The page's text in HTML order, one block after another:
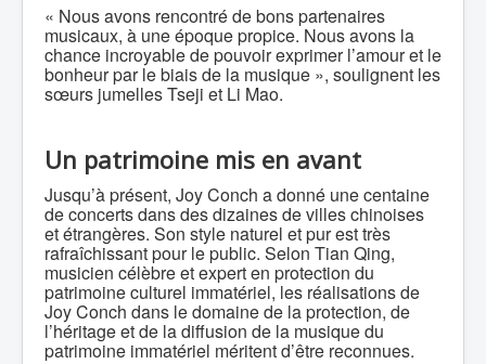
« Nous avons rencontré de bons partenaires
musicaux, à une époque propice. Nous avons la
chance incroyable de pouvoir exprimer l’amour et le
bonheur par le biais de la musique », soulignent les
sœurs jumelles Tseji et Li Mao.
Un patrimoine mis en avant
Jusqu’à présent, Joy Conch a donné une centaine
de concerts dans des dizaines de villes chinoises
et étrangères. Son style naturel et pur est très
rafraîchissant pour le public. Selon Tian Qing,
musicien célèbre et expert en protection du
patrimoine culturel immatériel, les réalisations de
Joy Conch dans le domaine de la protection, de
l’héritage et de la diffusion de la musique du
patrimoine immatériel méritent d’être reconnues.